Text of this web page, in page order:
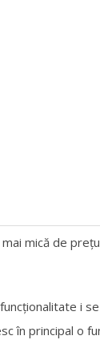
mică de
i
în principal o